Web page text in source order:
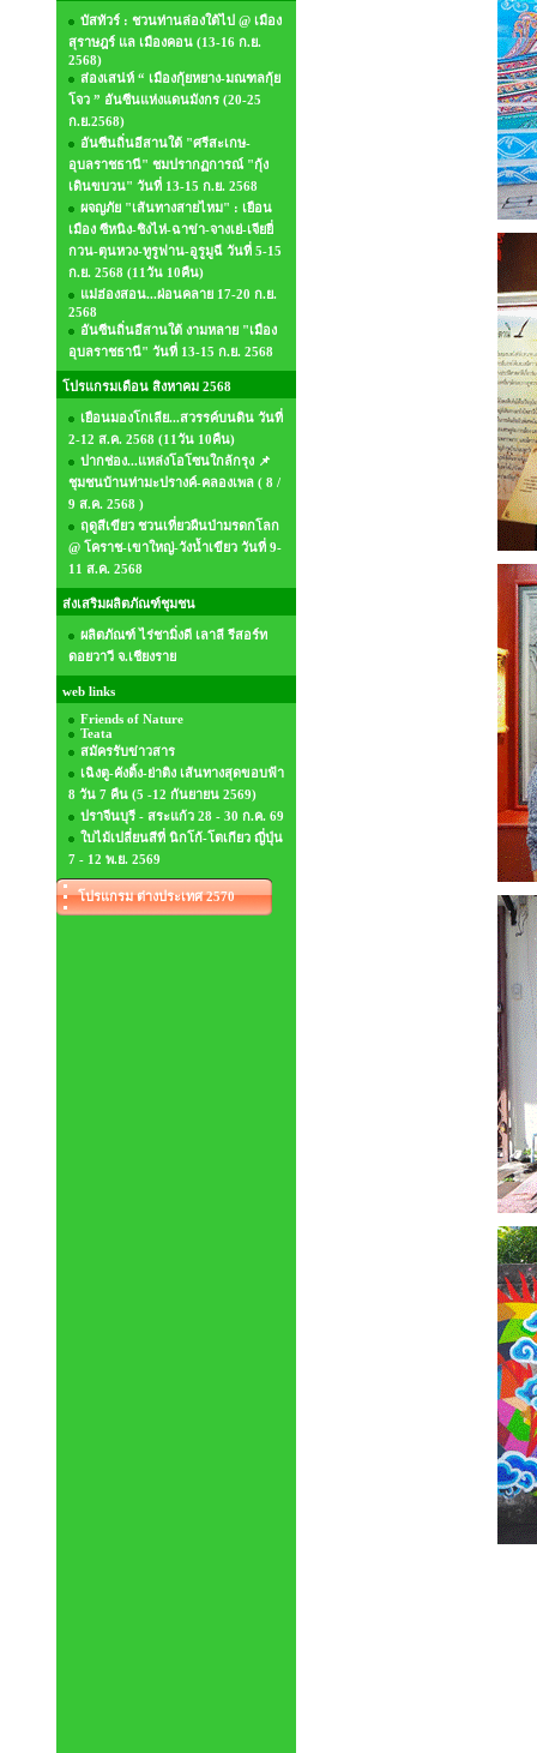
บัสทัวร์ : ชวนท่านล่องใต้ไป @ เมือง
สุราษฎร์ แล เมืองคอน (13-16 ก.ย.
2568)
ส่องเสน่ห์ “ เมืองกุ้ยหยาง-มณฑลกุ้ย
โจว ” อันซีนแห่งแดนมังกร (20-25
ก.ย.2568)
อันซีนถิ่นอีสานใต้ "ศรีสะเกษ-
อุบลราชธานี" ชมปรากฏการณ์ "กุ้ง
เดินขบวน" วันที่ 13-15 ก.ย. 2568
ผจญภัย "เส้นทางสายไหม" : เยือน
เมือง ซีหนิง-ชิงไห่-ฉาข่า-จางเย่-เจียยี่
กวน-ตุนหวง-ทูรูฟาน-อูรูมูฉี วันที่ 5-15
ก.ย. 2568 (11วัน 10คืน)
แม่ฮ่องสอน...ผ่อนคลาย 17-20 ก.ย.
2568
อันซีนถิ่นอีสานใต้ งามหลาย "เมือง
อุบลราชธานี" วันที่ 13-15 ก.ย. 2568
โปรแกรมเดือน สิงหาคม 2568
เยือนมองโกเลีย...สวรรค์บนดิน วันที่
2-12 ส.ค. 2568 (11วัน 10คืน)
ปากช่อง...แหล่งโอโซนใกล้กรุง 📌
ชุมชนบ้านท่ามะปรางค์-คลองเพล ( 8 /
9 ส.ค. 2568 )
ฤดูสีเขียว ชวนเที่ยวผืนป่ามรดกโลก
@ โคราช-เขาใหญ่-วังน้ำเขียว วันที่ 9-
11 ส.ค. 2568
ส่งเสริมผลิตภัณฑ์ชุมชน
ผลิตภัณฑ์ ไร่ชามิ่งดี เลาลี รีสอร์ท
ดอยวาวี จ.เชียงราย
web links
Friends of Nature
Teata
สมัครรับข่าวสาร
เฉิงตู-คังติ้ง-ย่าติง เส้นทางสุดขอบฟ้า
8 วัน 7 คืน (5 -12 กันยายน 2569)
ปราจีนบุรี - สระแก้ว 28 - 30 ก.ค. 69
ใบไม้เปลี่ยนสีที่ นิกโก้-โตเกียว ญี่ปุ่น
7 - 12 พ.ย. 2569
โปรแกรม ต่างประเทศ 2570